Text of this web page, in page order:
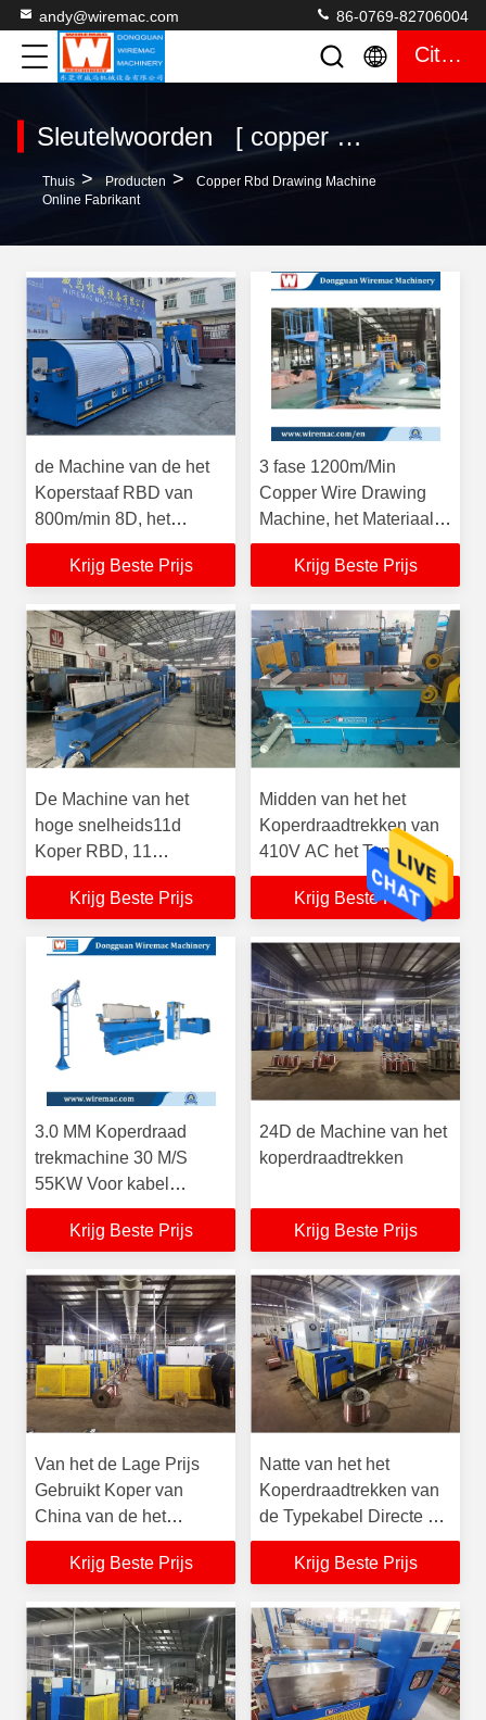
andy@wiremac.com 86-0769-82706004
Citaat
Sleutelwoorden [ copper rbd drawing machine ] Gelijke 286 producten
Thuis > Producten >
Copper Rbd Drawing Machine
Online Fabrikant
de Machine van de het
Koperstaaf RBD van
800m/min 8D, het
Draadtrekkenmachine
van het 3 Ton/uur Koper
Krijg Beste Prijs
3 fase 1200m/Min
Copper Wire Drawing
Machine, het Materiaal
van de 11 Matrijzenrbd
Tekening
Krijg Beste Prijs
De Machine van het
hoge snelheids11d
Koper RBD, 11
Matrijzenkoper Rod
Drawing Machine
Krijg Beste Prijs
Midden van het het
Koperdraadtrekken van
410V AC het Type van
de Machine50hz Schijf
Luchtrem
Krijg Beste Prijs
3.0 MM Koperdraad
trekmachine 30 M/S
55KW Voor kabel
extrusie
Krijg Beste Prijs
24D de Machine van het
koperdraadtrekken
Krijg Beste Prijs
Van het de Lage Prijs
Gebruikt Koper van
China van de het
Draadtrekkenmachine
Neveltype
Krijg Beste Prijs
Natte van het het
Koperdraadtrekken van
de Typekabel Directe de
Machinefabriek
Krijg Beste Prijs